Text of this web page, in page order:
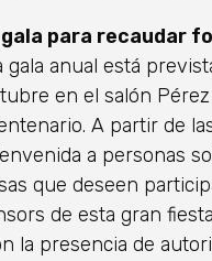
gala para recaudar
gala anual está
en el salón
A partir de
a personas
que deseen
de esta gran
la presencia de